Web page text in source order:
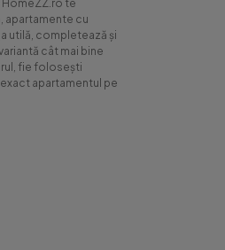
te
apartamente cu
utilă, completează și
cât mai bine
fie folosești
apartamentul pe